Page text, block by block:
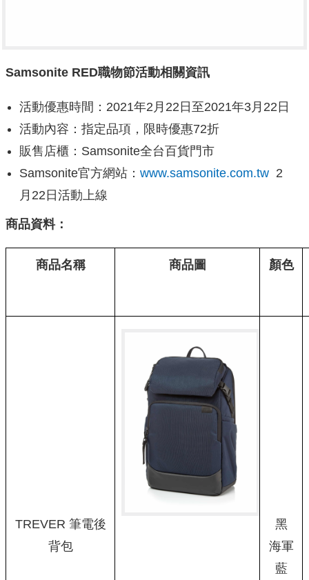
Samsonite RED職物節活動相關資訊
活動優惠時間：2021年2月22日至2021年3月22日
活動內容：指定品項，限時優惠72折
販售店櫃：Samsonite全台百貨門市
Samsonite官方網站： www.samsonite.com.tw 2
月22日活動上線
商品資料：
商品名稱 商品圖 顏色
TREVER 筆電後
背包
黑
海軍
藍